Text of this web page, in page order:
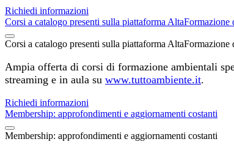
Richiedi informazioni
Corsi a catalogo presenti sulla piattaforma
Corsi a catalogo presenti sulla piattaforma
Ampia offerta di corsi di formazione ambientali
streaming e in aula su www.tuttoambiente.it.
Richiedi informazioni
Membership: approfondimenti e aggiornamenti costanti
Membership: approfondimenti e aggiornamenti costanti